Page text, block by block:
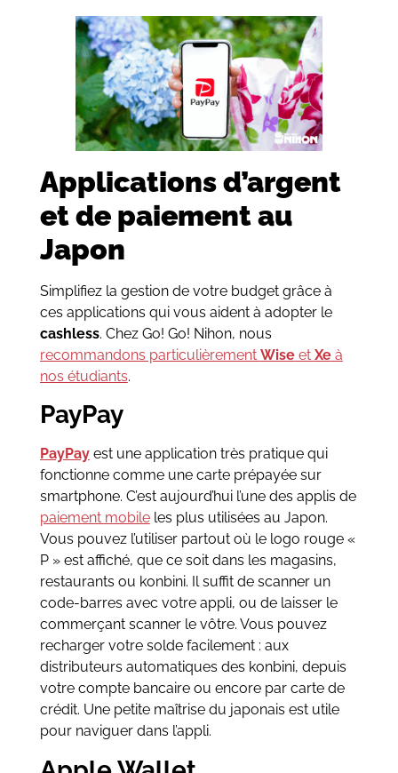
Applications d’argent
et de paiement au
Japon
Simplifiez la gestion de votre budget grâce à
ces applications qui vous aident à adopter le
cashless. Chez Go! Go! Nihon, nous
recommandons particulièrement Wiseet Xeà
nos étudiants.
PayPay
PayPayest une application très pratique qui
fonctionne comme une carte prépayée sur
smartphone. C’est aujourd’hui l’une des applis de
paiement mobileles plus utilisées au Japon.
Vous pouvez l’utiliser partout où le logo rouge «
P » est affiché, que ce soit dans les magasins,
restaurants ou konbini. Il suffit de scanner un
code-barres avec votre appli, ou de laisser le
commerçant scanner le vôtre. Vous pouvez
recharger votre solde facilement : aux
distributeurs automatiques des konbini, depuis
votre compte bancaire ou encore par carte de
crédit. Une petite maîtrise du japonais est utile
pour naviguer dans l’appli.